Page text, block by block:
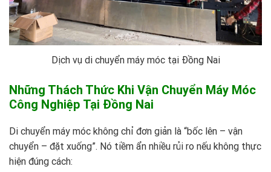
Dịch vụ di chuyển máy móc tại Đồng Nai
Những Thách Thức Khi Vận Chuyển Máy Móc
Công Nghiệp Tại Đồng Nai
Di chuyển máy móc không chỉ đơn giản là “bốc lên – vận
chuyển – đặt xuống”. Nó tiềm ẩn nhiều rủi ro nếu không thực
hiện đúng cách: